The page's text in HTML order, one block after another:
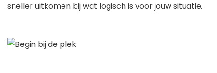
sneller uitkomen bij wat logisch is voor jouw situatie.